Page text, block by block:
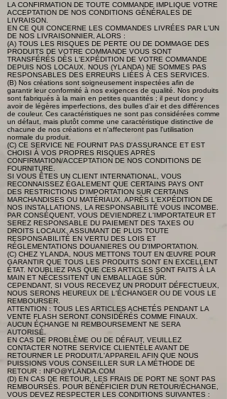
LA CONFIRMATION DE TOUTE COMMANDE IMPLIQUE VOTRE
ACCEPTATION DE NOS CONDITIONS GÉNÉRALES DE
LIVRAISON.
EN CE QUI CONCERNE LES COMMANDES LIVRÉES PAR L'UN
DE NOS LIVRAISONNIER, ALORS :
(A) TOUS LES RISQUES DE PERTE OU DE DOMMAGE DES
PRODUITS DE VOTRE COMMANDE VOUS SONT
TRANSFÉRÉS DÈS L'EXPÉDITION DE VOTRE COMMANDE
DEPUIS NOS LOCAUX. NOUS (YLANDA) NE SOMMES PAS
RESPONSABLES DES ERREURS LIÉES À CES SERVICES.
(B) Nos créations sont soigneusement inspectées afin de
garantir leur conformité à nos exigences de qualité. Nos produits
sont fabriqués à la main en petites quantités ; il peut donc y
avoir de légères imperfections, des bulles d'air et des différences
de couleur. Ces caractéristiques ne sont pas considérées comme
un défaut, mais plutôt comme une caractéristique distinctive de
chacune de nos créations et n'affecteront pas l'utilisation
normale du produit.
(C) CE SERVICE NE FOURNIT PAS D'ASSURANCE ET EST
CHOISI À VOS PROPRES RISQUES APRÈS
CONFIRMATION/ACCEPTATION DE NOS CONDITIONS DE
FOURNITURE.
SI VOUS ÊTES UN CLIENT INTERNATIONAL, VOUS
RECONNAISSEZ ÉGALEMENT QUE CERTAINS PAYS ONT
DES RESTRICTIONS D'IMPORTATION SUR CERTAINS
MARCHANDISES OU MATÉRIAUX. APRÈS L'EXPÉDITION DE
NOS INSTALLATIONS, LA RESPONSABILITÉ VOUS INCOMBE.
PAR CONSÉQUENT, VOUS DEVIENDREZ L'IMPORTATEUR ET
SEREZ RESPONSABLE DU PAIEMENT DES TAXES OU
DROITS LOCAUX, ASSUMANT DE PLUS TOUTE
RESPONSABILITÉ EN VERTU DES LOIS ET
RÉGLEMENTATIONS DOUANIERES OU D'IMPORTATION.
(C) CHEZ YLANDA, NOUS METTONS TOUT EN ŒUVRE POUR
GARANTIR QUE TOUS LES PRODUITS SONT EN EXCELLENT
ÉTAT. N'OUBLIEZ PAS QUE CES ARTICLES SONT FAITS À LA
MAIN ET NÉCESSITENT UN EMBALLAGE SÛR.
CEPENDANT, SI VOUS RECEVEZ UN PRODUIT DÉFECTUEUX,
NOUS SERONS HEUREUX DE L'ÉCHANGER OU DE VOUS LE
REMBOURSER.
ATTENTION : TOUS LES ARTICLES ACHETÉS PENDANT LA
VENTE FLASH SERONT CONSIDÉRÉS COMME FINAUX.
AUCUN ÉCHANGE NI REMBOURSEMENT NE SERA
AUTORISÉ.
EN CAS DE PROBLÈME OU DE DÉFAUT, VEUILLEZ
CONTACTER NOTRE SERVICE CLIENTÈLE ​​AVANT DE
RETOURNER LE PRODUIT/L'APPAREIL AFIN QUE NOUS
PUISSIONS VOUS CONSEILLER SUR LA MÉTHODE DE
RETOUR :
INFO@YLANDA.COM
(D) EN CAS DE RETOUR, LES FRAIS DE PORT NE SONT PAS
REMBOURSÉS. POUR BÉNÉFICIER D'UN RETOUR/ÉCHANGE,
VOUS DEVEZ RESPECTER LES CONDITIONS SUIVANTES :